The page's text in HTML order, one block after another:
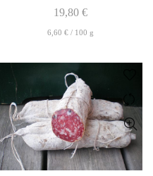
19,80 €
6,60 € / 100 g